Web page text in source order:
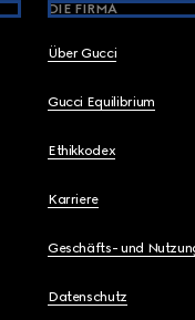
DIE FIRMA
Über Gucci
Gucci Equilibrium
Ethikkodex
Karriere
Geschäfts- und
Datenschutz